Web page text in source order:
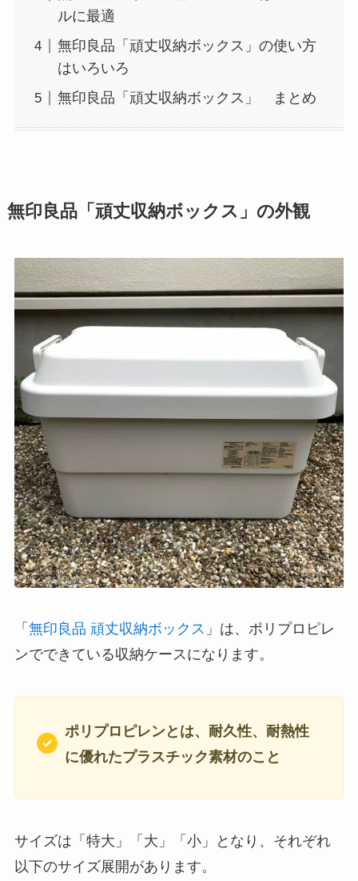
ルに最適
無印良品「頑丈収納ボックス」の使い方
はいろいろ
無印良品「頑丈収納ボックス」 まとめ
無印良品「頑丈収納ボックス」の外観
「 無印良品 頑丈収納ボックス 」は、ポリプロピレ
ンでできている収納ケースになります。
ポリプロピレンとは、耐久性、耐熱性
に優れたプラスチック素材のこと
サイズは「特大」「大」「小」となり、それぞれ
以下のサイズ展開があります。